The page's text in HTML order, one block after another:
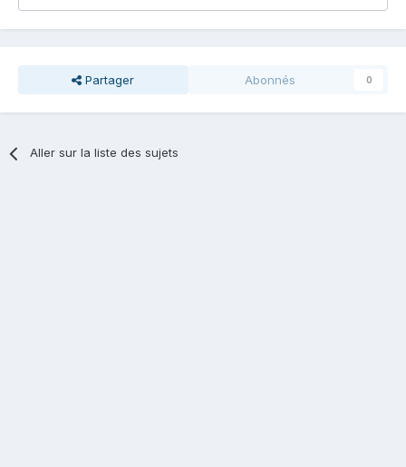
Partager Abonnés 0
Aller sur la liste des sujets